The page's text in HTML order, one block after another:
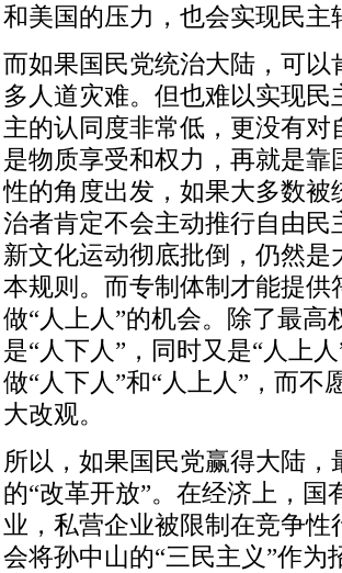
和美国的压力，也会实现民
而如果国民党统治大陆，可
多人道灾难。但也难以实现
主的认同度非常低，更没有
是物质享受和权力，再就是
性的角度出发，如果大多数
治者肯定不会主动推行自由
新文化运动彻底批倒，仍然
本规则。而专制体制才能提
做“人上人”的机会。除了最
是“人下人”，同时又是“人上
做“人下人”和“人上人”，而
大改观。
所以，如果国民党赢得大陆
的“改革开放”。在经济上，
业，私营企业被限制在竞争
会将孙中山的“三民主义”作